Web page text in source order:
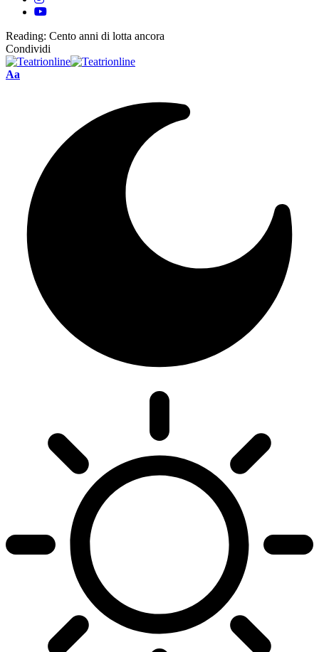
Reading: Cento anni di lotta ancora
Condividi
Font
Aa